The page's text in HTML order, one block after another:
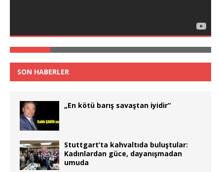
SON HABERLER
„En kötü barış savaştan iyidir“
Stuttgart’ta kahvaltıda buluştular:
Kadınlardan güce, dayanışmadan
umuda